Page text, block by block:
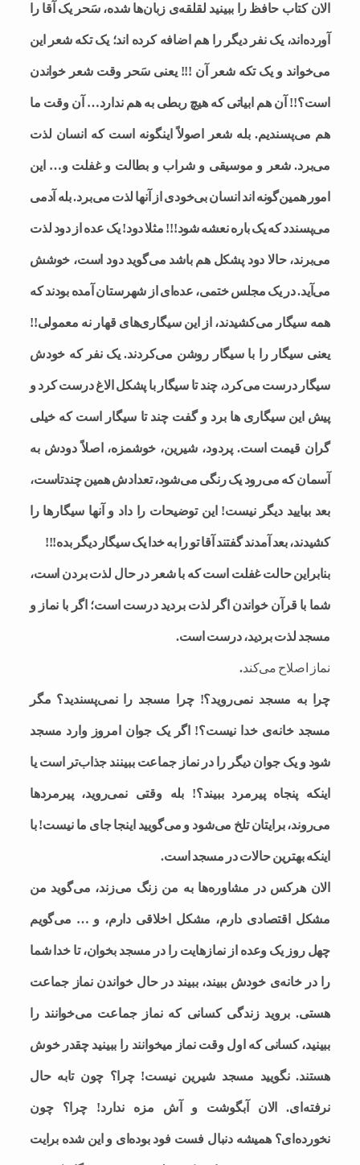
الان کتاب حافظ را ببینید لقلقه‌ی زبان‌ها شده، سَحر یک آقا را
آورده‌اند، یک نفر دیگر را هم اضافه کرده اند؛ یک تکه شعر این
می‌خواند و یک تکه شعر آن !!! یعنی سَحر وقت شعر خواندن
است؟!! آن هم ابیاتی که هیچ ربطی به هم ندارد… آن وقت ما
هم می‌پسندیم. بله شعر اصولاً اینگونه است که انسان لذت
می‌برد. شعر و موسیقی و شراب و بطالت و غفلت و… این
امور همین‌گونه اند انسان بی‌خودی از آنها لذت می‌برد. بله آدمی
می‌پسندد که یک باره نعشه شود!!! مثلا دود! یک عده از دود لذت
می‌برند، حالا دود پشکل هم باشد می‌گوید دود است، خوشش
می‌آید. در یک مجلس ختمی، عده‌ای از شهرستان آمده بودند که
همه سیگار می‌کشیدند، از این سیگاری‌های قهار نه معمولی!!
یعنی سیگار را با سیگار روشن می‌کردند. یک نفر که خودش
سیگار درست می‌کرد، چند تا سیگار با پشکل الاغ درست کرد و
پیش این سیگاری ها برد و گفت چند تا سیگار است که خیلی
گران قیمت است. پردود، شیرین، خوشمزه، اصلاً دودش به
آسمان که می‌رود یک رنگی می‌شود، تعدادش همین چندتاست،
بعد بیایید دیگر نیست! این توضیحات را داد و آنها سیگارها را
کشیدند، بعد آمدند گفتند آقا تو را به خدا یک سیگار دیگر بده!!!
بنابراین حالت غفلت است که با شعر در حال لذت بردن است،
شما با قرآن خواندن اگر لذت بردید درست است؛ اگر با نماز و
مسجد لذت بردید، درست است.
نماز اصلاح می‌کند.
چرا به مسجد نمی‌روید؟! چرا مسجد را نمی‌پسندید؟ مگر
مسجد خانه‌‌ی خدا نیست؟! اگر یک جوان امروز وارد مسجد
شود و یک جوان دیگر را در نماز جماعت ببینند جذاب‌تر است یا
اینکه پنجاه پیرمرد ببیند؟! بله وقتی نمی‌روید، پیرمردها
می‌روند، برایتان تلخ می‌شود و می‌گویید اینجا جای ما نیست! با
اینکه بهترین حالات در مسجد است.
الان هرکس در مشاوره‌ها به من زنگ می‌زند، می‌گوید من
مشکل اقتصادی دارم، مشکل اخلاقی دارم، و … می‌گویم
چهل روز یک وعده از نمازهایت را در مسجد بخوان، تا خدا شما
را در خانه‌ی خودش ببیند، ببیند در حال خواندن نماز جماعت
هستی. بروید زندگی کسانی که نماز جماعت می‌خوانند را
ببینید، کسانی که اول وقت نماز میخوانند را ببینید چقدر خوش
هستند. نگویید مسجد شیرین نیست! چرا؟ چون تابه حال
نرفته‌ای. الان آبگوشت و آش مزه ندارد! چرا؟ چون
نخورده‌ای؟ همیشه دنبال فست فود بوده‌ای و این شده برایت